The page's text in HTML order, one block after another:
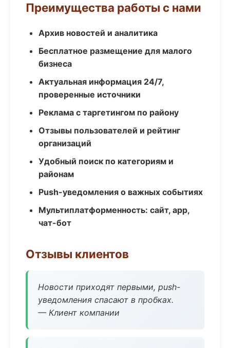
Преимущества работы с нами
Архив новостей и аналитика
Бесплатное размещение для малого
бизнеса
Актуальная информация 24/7,
проверенные источники
Реклама с таргетингом по району
Отзывы пользователей и рейтинг
организаций
Удобный поиск по категориям и
районам
Push-уведомления о важных событиях
Мультиплатформенность: сайт, app,
чат-бот
Отзывы клиентов
Новости приходят первыми, push-
уведомления спасают в пробках.
— Клиент компании